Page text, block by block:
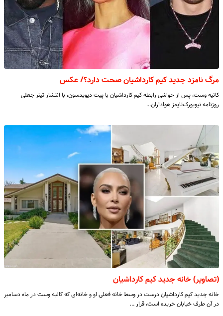
مرگ نامزد جدید کیم کارداشیان صحت دارد؟/ عکس
کانیه وست، پس از حواشی رابطه کیم کارداشیان با پیت دیویدسون، با انتشار تیتر جعلی
روزنامه نیویورک‌تایمز هواداران…
(تصاویر) خانه جدید کیم کارداشیان
خانه جدید کیم کارداشیان درست در وسط خانه فعلی او و خانه‌ای که کانیه وست در ماه دسامبر
در آن طرف خیابان خریده است، قرار …